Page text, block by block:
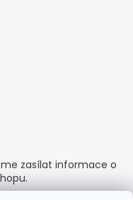
zasílat informace o